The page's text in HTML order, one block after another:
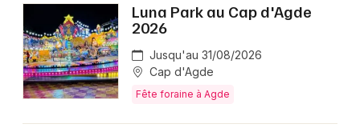
Choisir mes départements
Luna Park au Cap d'Agde
2026
Jusqu'au 31/08/2026
Cap d'Agde
Fête foraine à Agde